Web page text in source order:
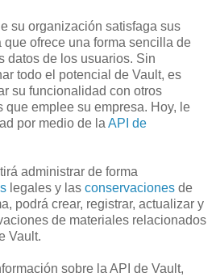
su organización satisfaga sus
que ofrece una forma sencilla de
datos de los usuarios. Sin
todo el potencial de Vault, es
su funcionalidad con otros
que emplee su empresa. Hoy, le
por medio de la API de
administrar de forma
legales y las conservaciones de
podrá crear, registrar, actualizar y
de materiales relacionados
Vault.
sobre la API de Vault,